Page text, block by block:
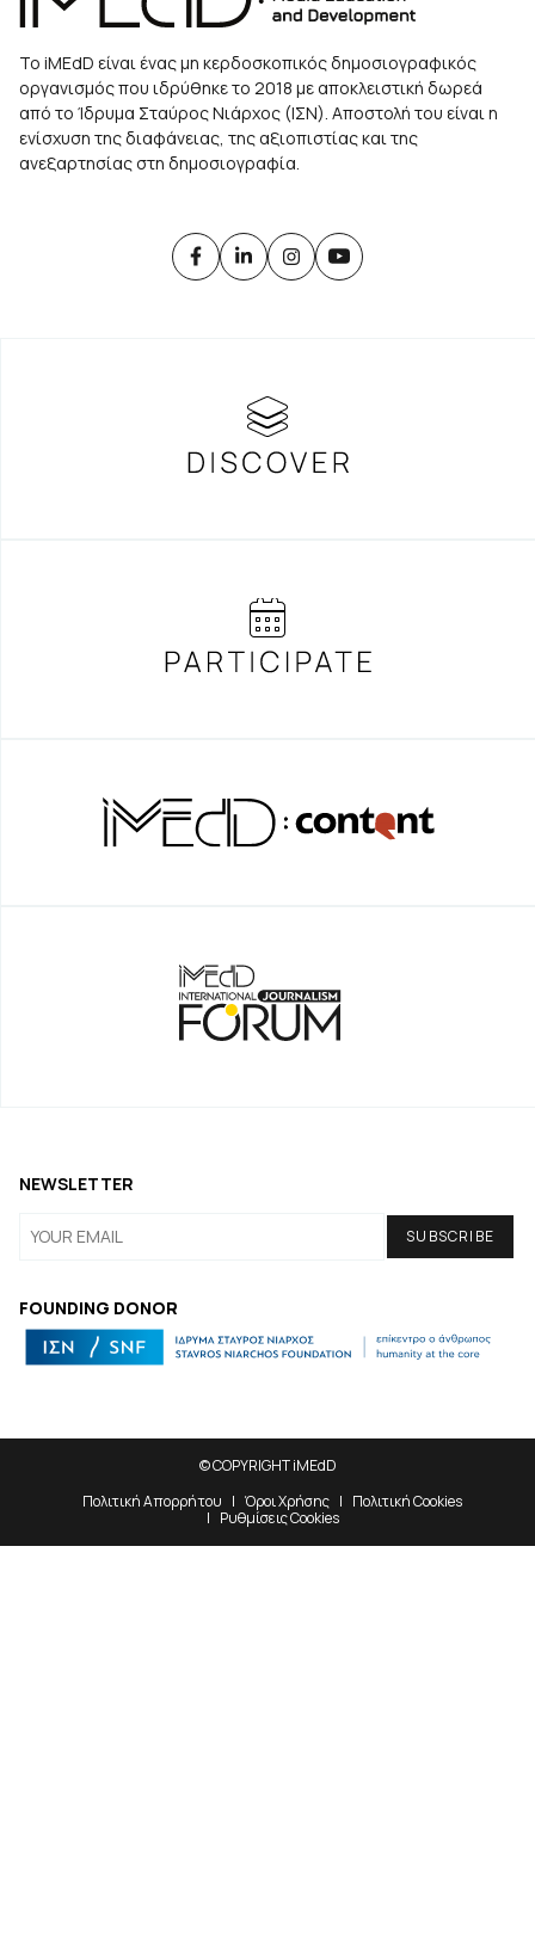
Το iMEdD είναι ένας μη κερδοσκοπικός δημοσιογραφικός
οργανισμός που ιδρύθηκε το 2018 με αποκλειστική δωρεά
από το Ίδρυμα Σταύρος Νιάρχος (ΙΣΝ). Αποστολή του είναι η
ενίσχυση της διαφάνειας, της αξιοπιστίας και της
ανεξαρτησίας στη δημοσιογραφία.
FOUNDING DONOR
NEWSLETTER
© COPYRIGHT iMEdD
Πολιτική Απορρήτου
Όροι Χρήσης
Πολιτική Cookies
Ρυθμίσεις Cookies